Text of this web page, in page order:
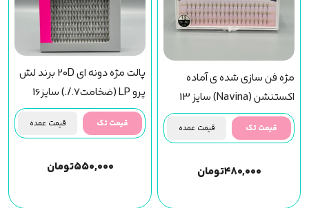
مژه فن سازی شده ی آماده
اکستنشن (Navina) سایز 13
قیمت تک قیمت عمده
۴۸۰,۰۰۰تومان
پالت مژه دونه ای 20D برند لش
پرو LP (ضخامت7./.) سایز16
قیمت تک قیمت عمده
۵۵۰,۰۰۰تومان